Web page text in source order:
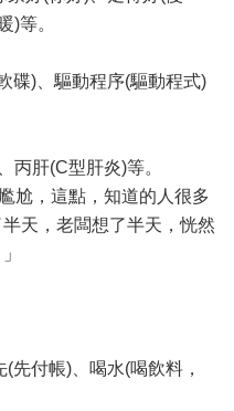
)等。
碟)、驅動程序(驅動程式)
丙肝(C型肝炎)等。
尬，這點，知道的人很多
天，老闆想了半天，恍然
先付帳)、喝水(喝飲料，